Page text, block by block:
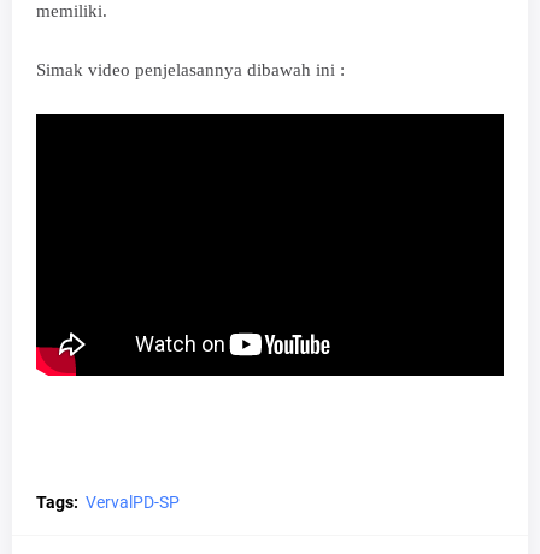
memiliki.
Simak video penjelasannya dibawah ini :
Tags: VervalPD-SP